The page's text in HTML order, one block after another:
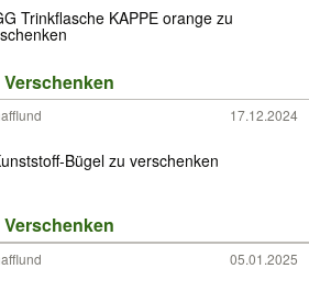
Trinkflasche KAPPE orange zu
Verschenken
17.12.2024
Bügel zu verschenken
Verschenken
05.01.2025